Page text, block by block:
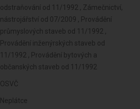
odstraňování od 11/1992 , Zámečnictví,
nástrojářství od 07/2009 , Provádění
průmyslových staveb od 11/1992 ,
Provádění inženýrských staveb od
11/1992 , Provádění bytových a
občanských staveb od 11/1992
OSVČ
Neplátce